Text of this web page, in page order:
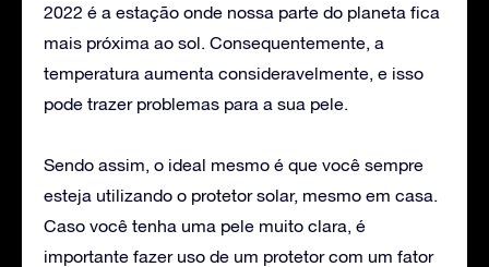
2022 é a estação onde nossa parte do planeta fica
mais próxima ao sol. Consequentemente, a
temperatura aumenta consideravelmente, e isso
pode trazer problemas para a sua pele.
Sendo assim, o ideal mesmo é que você sempre
esteja utilizando o protetor solar, mesmo em casa.
Caso você tenha uma pele muito clara, é
importante fazer uso de um protetor com um fator